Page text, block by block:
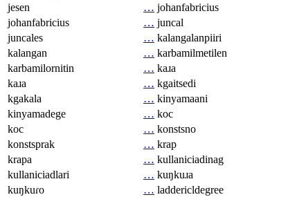
jesen
… johanfabricius
johanfabricius
… juncal
juncales
… kalangalanpiiri
kalangan
… karbamilmetilen
karbamilornitin
… kaɹa
kaɹa
… kgaitsedi
kgakala
… kinyamaani
kinyamadege
… koc
koc
… konstsno
konstsprak
… krap
krapa
… kullaniciadinag
kullaniciadlari
… kuŋkuɹa
kuŋkuɾo
… laddericldegree